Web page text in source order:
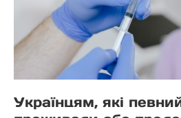
Українцям, які